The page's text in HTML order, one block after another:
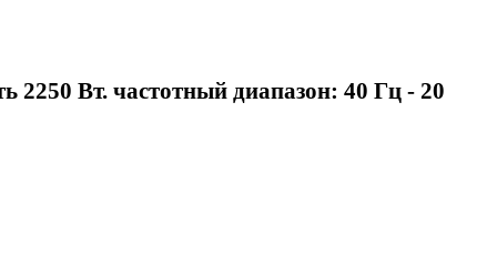
2250 Вт. частотный диапазон: 40 Гц - 20